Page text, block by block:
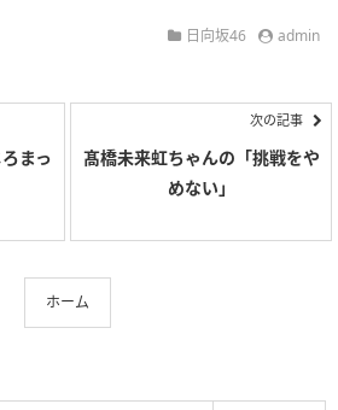
日向坂46 admin
まっ
次の記事
髙橋未来虹ちゃんの「挑戦をや
めない」
ホーム